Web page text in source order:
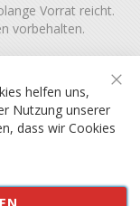
Vorrat reicht.
vorbehalten.
helfen uns,
Nutzung unserer
dass wir Cookies